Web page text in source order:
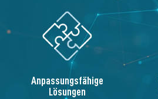
Anpassungsfähige
Lösungen